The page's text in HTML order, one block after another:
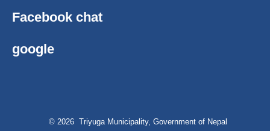
Facebook chat
google
© 2026 Triyuga Municipality, Government of Nepal